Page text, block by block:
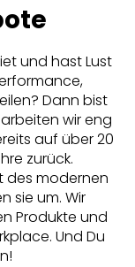
und hast Lust
Dann bist
wir eng
auf über 20
zurück.
des modernen
sie um. Wir
Produkte und
Und Du